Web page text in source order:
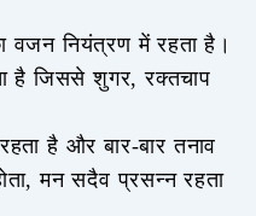
वजन नियंत्रण में रहता है।
है जिससे शुगर, रक्तचाप
है और बार-बार तनाव
मन सदैव प्रसन्न रहता